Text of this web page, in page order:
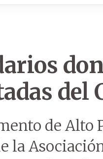
del
de Alto
la